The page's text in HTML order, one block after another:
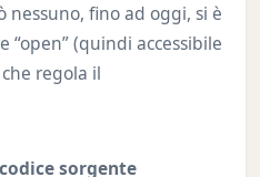
nessuno, fino ad oggi, si è
(quindi accessibile
regola il
sorgente